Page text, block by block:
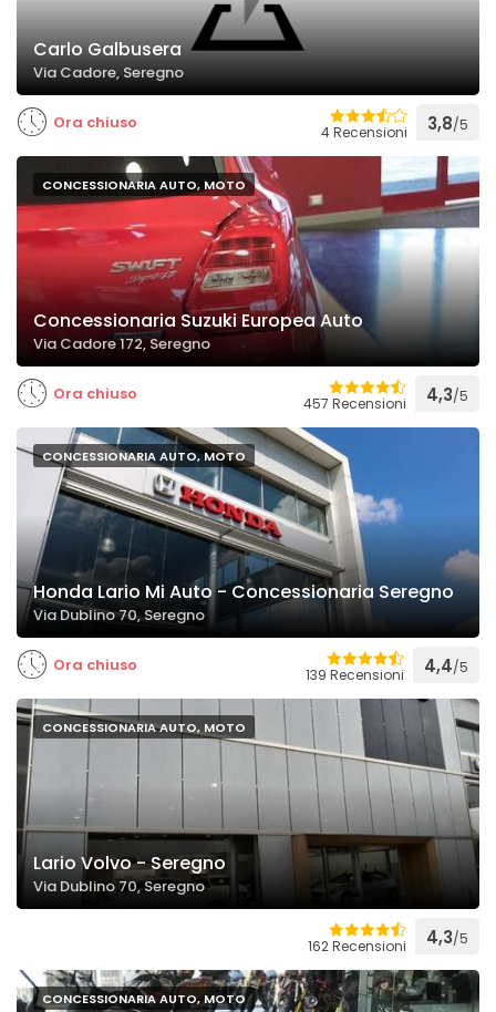
Carlo Galbusera
Via Cadore, Seregno
Ora chiuso 4 Recensioni 3,8/5
CONCESSIONARIA AUTO, MOTO
Concessionaria Suzuki Europea Auto
Via Cadore 172, Seregno
Ora chiuso 457 Recensioni 4,3/5
CONCESSIONARIA AUTO, MOTO
Honda Lario Mi Auto - Concessionaria Seregno
Via Dublino 70, Seregno
Ora chiuso 139 Recensioni 4,4/5
CONCESSIONARIA AUTO, MOTO
Lario Volvo - Seregno
Via Dublino 70, Seregno
162 Recensioni 4,3/5
CONCESSIONARIA AUTO, MOTO